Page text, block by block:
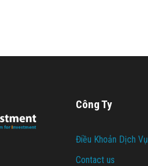
Công Ty
Điều Khoản Dịch Vụ
Contact us